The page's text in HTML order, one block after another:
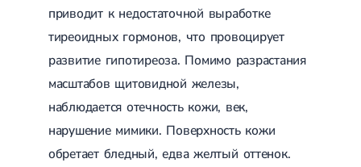
приводит к недостаточной выработке
тиреоидных гормонов, что провоцирует
развитие гипотиреоза. Помимо разрастания
масштабов щитовидной железы,
наблюдается отечность кожи, век,
нарушение мимики. Поверхность кожи
обретает бледный, едва желтый оттенок.